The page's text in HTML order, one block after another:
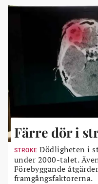
Färre dör i
STROKE Dödligheten i
under 2000-talet.
Förebyggande
framgångsfaktorerna.